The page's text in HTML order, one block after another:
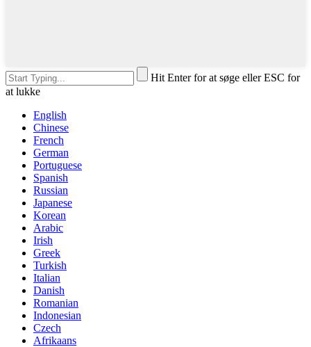
Hit Enter for at søge eller ESC for
at lukke
English
Chinese
French
German
Portuguese
Spanish
Russian
Japanese
Korean
Arabic
Irish
Greek
Turkish
Italian
Danish
Romanian
Indonesian
Czech
Afrikaans